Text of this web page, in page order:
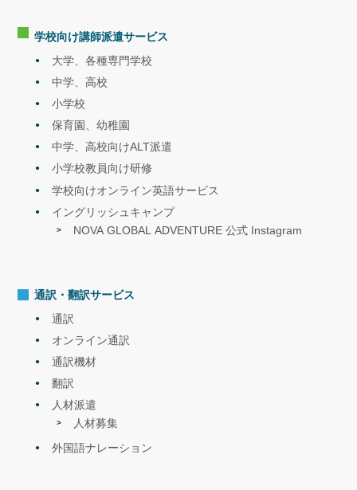
<内容>「海外適応力の高い赴任者を選び育てる「科学的」な手法の
解説セミナー」
解説セミナー」
学校向け講師派遣サービス
大学、各種専門学校
中学、高校
小学校
保育園、幼稚園
中学、高校向けALT派遣
小学校教員向け研修
学校向けオンライン英語サービス
イングリッシュキャンプ
NOVA GLOBAL ADVENTURE 公式 Instagram
通訳・翻訳サービス
通訳
オンライン通訳
通訳機材
翻訳
人材派遣
人材募集
外国語ナレーション